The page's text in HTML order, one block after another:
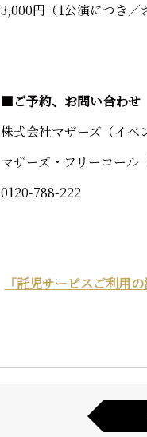
3,000円（1公演につき／
■ご予約、お問い合わせ
株式会社マザーズ（イベ
マザーズ・フリーコール
0120-788-222
「託児サービスご利用